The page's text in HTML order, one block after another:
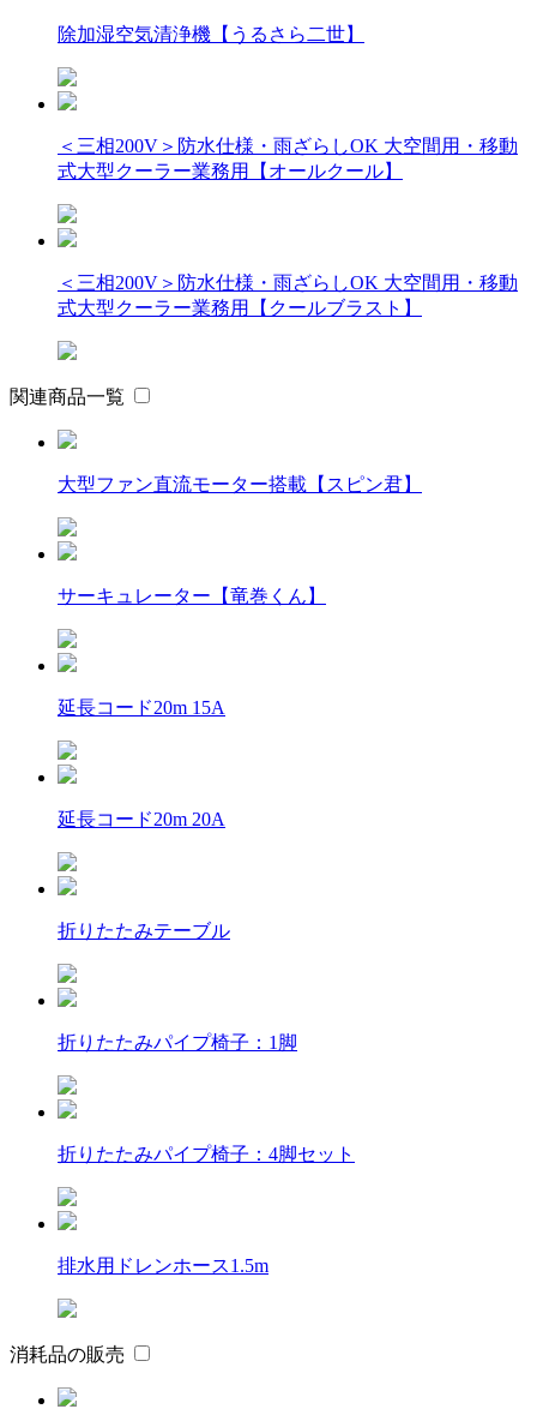
除加湿空気清浄機【うるさら二世】
＜三相200V＞防水仕様・雨ざらしOK 大空間用・移動
式大型クーラー業務用【オールクール】
＜三相200V＞防水仕様・雨ざらしOK 大空間用・移動
式大型クーラー業務用【クールブラスト】
関連商品一覧
大型ファン直流モーター搭載【スピン君】
サーキュレーター【竜巻くん】
延長コード20m 15A
延長コード20m 20A
折りたたみテーブル
折りたたみパイプ椅子：1脚
折りたたみパイプ椅子：4脚セット
排水用ドレンホース1.5m
消耗品の販売